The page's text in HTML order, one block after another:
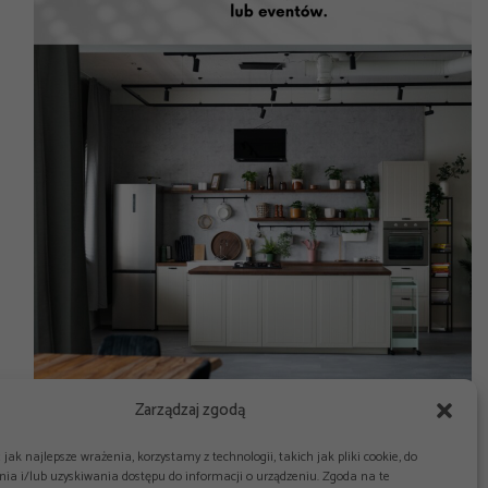
Zarządzaj zgodą
jak najlepsze wrażenia, korzystamy z technologii, takich jak pliki cookie, do
i/lub uzyskiwania dostępu do informacji o urządzeniu. Zgoda na te